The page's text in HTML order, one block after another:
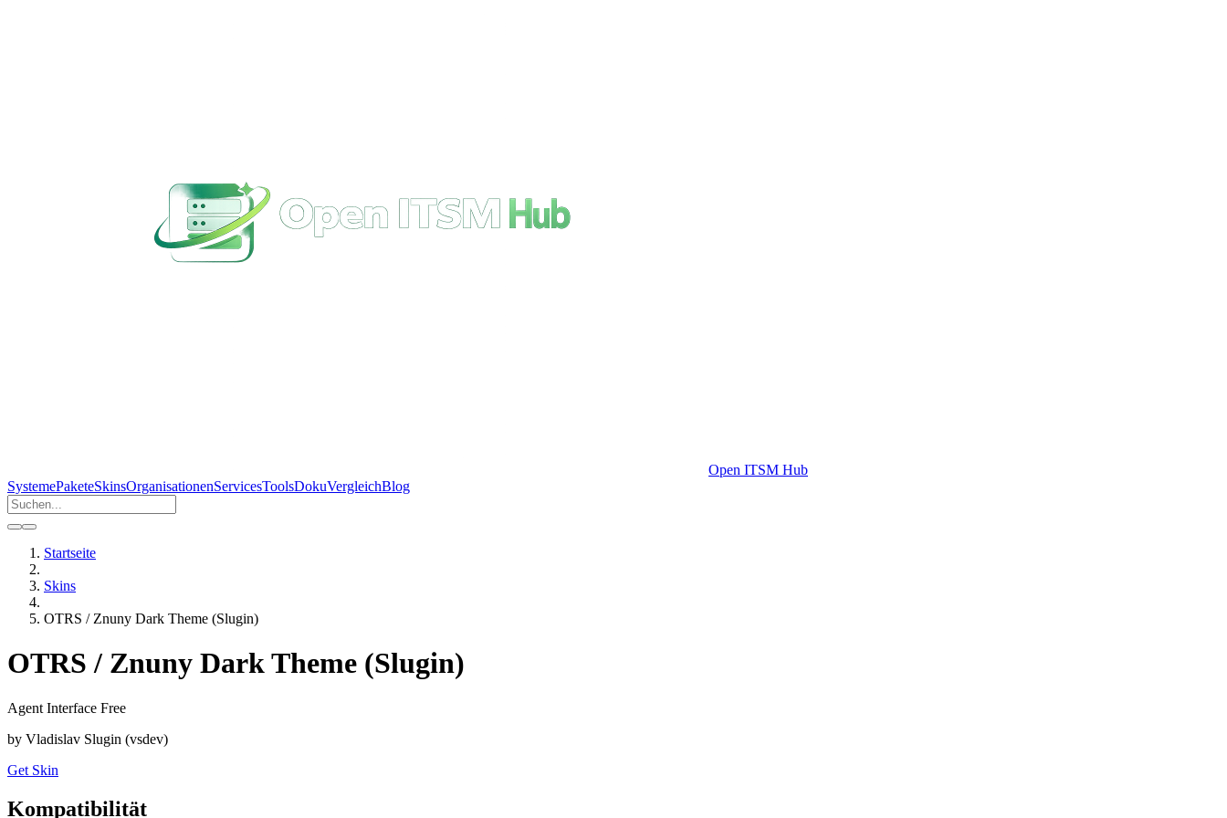
Open ITSM Hub
SystemePaketeSkinsOrganisationenServicesToolsDokuVergleichBlog
Startseite
Skins
OTRS / Znuny Dark Theme (Slugin)
OTRS / Znuny Dark Theme (Slugin)
Agent Interface Free
by Vladislav Slugin (vsdev)
Get Skin
Kompatibilität